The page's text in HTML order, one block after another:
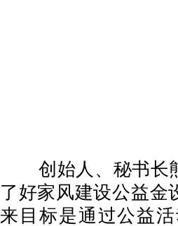
创始人、秘书长熊
了好家风建设公益金
来目标是通过公益